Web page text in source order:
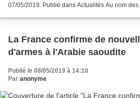
07/05/2019. Publié dans Actualités Au nom
La France confirme de
d'armes à l'Arabie saoudite
Publié le 08/05/2019 à 14:10
Par anonyme